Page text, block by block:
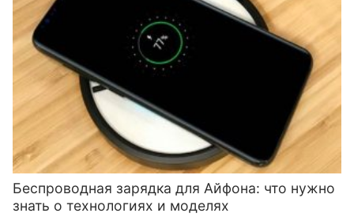
Беспроводная зарядка для Айфона: что нужно
знать о технологиях и моделях